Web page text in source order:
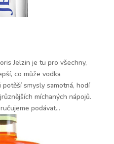
Jelzin je tu pro všechny,
co může vodka
smysly samotná, hodí
míchaných nápojů.
podávat...